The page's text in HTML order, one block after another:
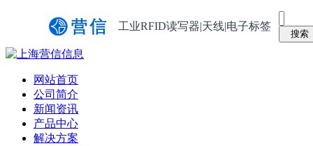
工业RFID读写器|天线|电子标签
网站首页
公司简介
新闻资讯
产品中心
解决方案